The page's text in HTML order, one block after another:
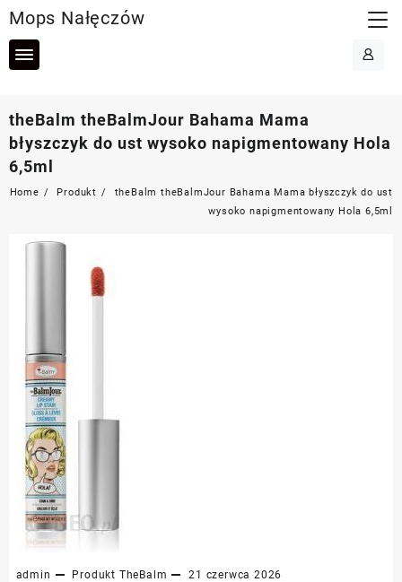
to
content
Mops Nałęczów
theBalm theBalmJour Bahama Mama
błyszczyk do ust wysoko napigmentowany Hola
6,5ml
Home Produkt
theBalm theBalmJour Bahama Mama błyszczyk do ust
wysoko napigmentowany Hola 6,5ml
admin Produkt TheBalm 21 czerwca 2026